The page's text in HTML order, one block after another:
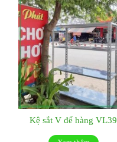
Kệ sắt V để hàng VL39